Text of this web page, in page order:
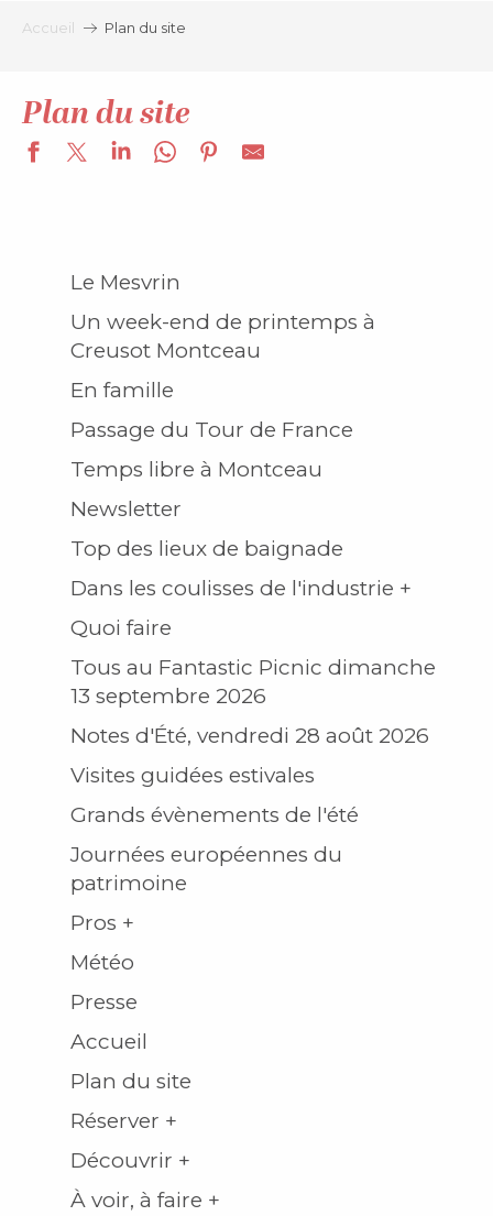
Accueil Plan du site
Plan du site
Le Mesvrin
Un week-end de printemps à
Creusot Montceau
En famille
Passage du Tour de France
Temps libre à Montceau
Newsletter
Top des lieux de baignade
Dans les coulisses de l'industrie +
Quoi faire
Tous au Fantastic Picnic dimanche
13 septembre 2026
Notes d'Été, vendredi 28 août 2026
Visites guidées estivales
Grands évènements de l'été
Journées européennes du
patrimoine
Pros +
Météo
Presse
Accueil
Plan du site
Réserver +
Découvrir +
À voir, à faire +